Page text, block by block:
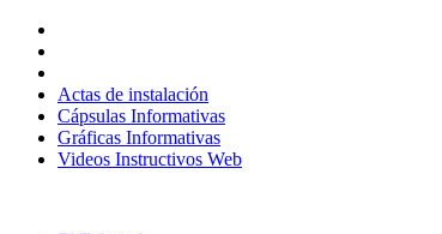
contenido
Actas de instalación
Cápsulas Informativas
Gráficas Informativas
Videos Instructivos Web